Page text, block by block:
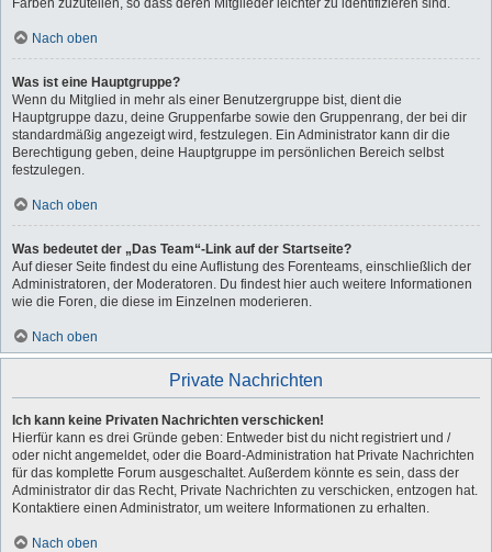
Farben zuzuteilen, so dass deren Mitglieder leichter zu identifizieren sind.
Nach oben
Was ist eine Hauptgruppe?
Wenn du Mitglied in mehr als einer Benutzergruppe bist, dient die
Hauptgruppe dazu, deine Gruppenfarbe sowie den Gruppenrang, der bei dir
standardmäßig angezeigt wird, festzulegen. Ein Administrator kann dir die
Berechtigung geben, deine Hauptgruppe im persönlichen Bereich selbst
festzulegen.
Nach oben
Was bedeutet der „Das Team“-Link auf der Startseite?
Auf dieser Seite findest du eine Auflistung des Forenteams, einschließlich der
Administratoren, der Moderatoren. Du findest hier auch weitere Informationen
wie die Foren, die diese im Einzelnen moderieren.
Nach oben
Private Nachrichten
Ich kann keine Privaten Nachrichten verschicken!
Hierfür kann es drei Gründe geben: Entweder bist du nicht registriert und /
oder nicht angemeldet, oder die Board-Administration hat Private Nachrichten
für das komplette Forum ausgeschaltet. Außerdem könnte es sein, dass der
Administrator dir das Recht, Private Nachrichten zu verschicken, entzogen hat.
Kontaktiere einen Administrator, um weitere Informationen zu erhalten.
Nach oben